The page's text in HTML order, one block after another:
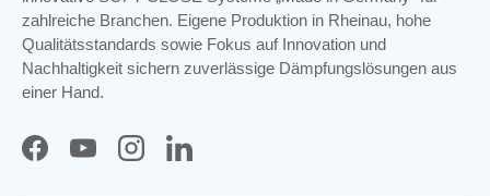
zahlreiche Branchen. Eigene Produktion in Rheinau, hohe
Qualitätsstandards sowie Fokus auf Innovation und
Nachhaltigkeit sichern zuverlässige Dämpfungslösungen aus
einer Hand.
FacebookYouTubeInstagramLinkedIn